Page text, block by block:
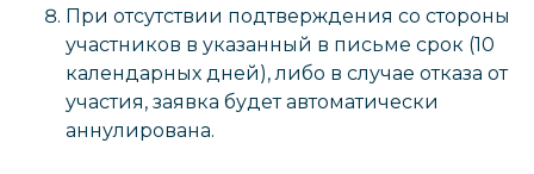
При отсутствии подтверждения со стороны
участников в указанный в письме срок (10
календарных дней), либо в случае отказа от
участия, заявка будет автоматически
аннулирована.